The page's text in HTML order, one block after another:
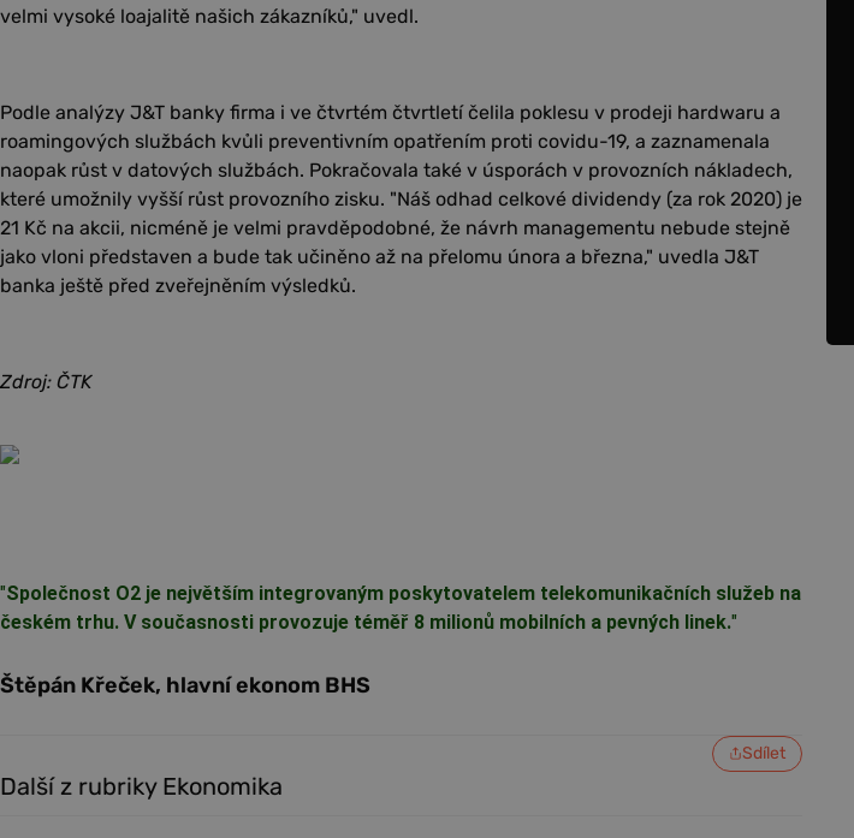
velmi vysoké loajalitě našich zákazníků," uvedl.
Podle analýzy J&T banky firma i ve čtvrtém čtvrtletí čelila poklesu v prodeji hardwaru a
roamingových službách kvůli preventivním opatřením proti covidu-19, a zaznamenala
naopak růst v datových službách. Pokračovala také v úsporách v provozních nákladech,
které umožnily vyšší růst provozního zisku. "Náš odhad celkové dividendy (za rok 2020) je
21 Kč na akcii, nicméně je velmi pravděpodobné, že návrh managementu nebude stejně
jako vloni představen a bude tak učiněno až na přelomu února a března," uvedla J&T
banka ještě před zveřejněním výsledků.
Zdroj: ČTK
"Společnost O2 je největším integrovaným poskytovatelem telekomunikačních služeb na
českém trhu. V současnosti provozuje téměř 8 milionů mobilních a pevných linek."
Štěpán Křeček, hlavní ekonom BHS
Sdílet
Další z rubriky Ekonomika